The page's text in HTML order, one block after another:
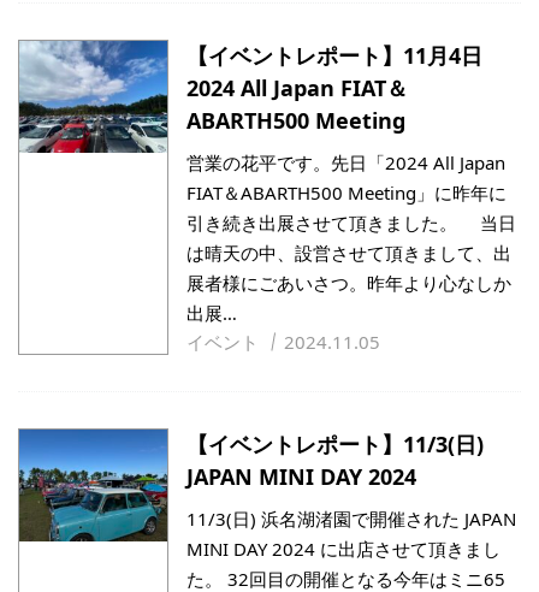
【イベントレポート】11月4日
2024 All Japan FIAT＆
ABARTH500 Meeting
営業の花平です。先日「2024 All Japan
FIAT＆ABARTH500 Meeting」に昨年に
引き続き出展させて頂きました。 当日
は晴天の中、設営させて頂きまして、出
展者様にごあいさつ。昨年より心なしか
出展…
イベント
2024.11.05
【イベントレポート】11/3(日)
JAPAN MINI DAY 2024
11/3(日) 浜名湖渚園で開催された JAPAN
MINI DAY 2024 に出店させて頂きまし
た。 32回目の開催となる今年はミニ65